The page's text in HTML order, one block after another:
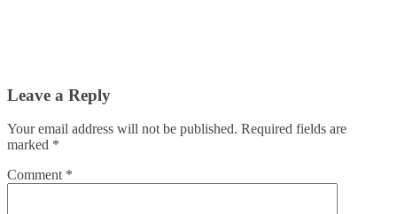
Leave a Reply
Your email address will not be published. Required fields are
marked *
Comment *